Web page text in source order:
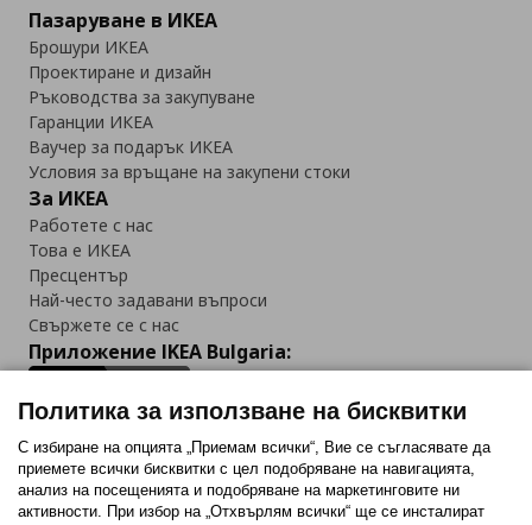
Пазаруване в ИКЕА
Брошури ИКЕА
Проектиране и дизайн
Ръководства за закупуване
Гаранции ИКЕА
Ваучер за подарък ИКЕА
Условия за връщане на закупени стоки
За ИКЕА
Работете с нас
Това е ИКЕА
Пресцентър
Най-често задавани въпроси
Свържете се с нас
Приложение IKEA Bulgaria:
Последвайте ни:
FacebookTwitterYoutubePinterestInstagram
Политика за използване на бисквитки
С избиране на опцията „Приемам всички“, Вие се съгласявате да
приемете всички бисквитки с цел подобряване на навигацията,
анализ на посещенията и подобряване на маркетинговите ни
активности. При избор на „Отхвърлям всички“ ще се инсталират